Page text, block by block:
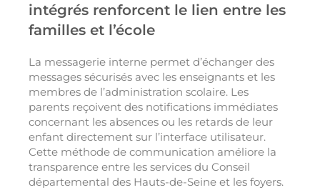
intégrés renforcent le lien entre les
familles et l’école
La messagerie interne permet d’échanger des
messages sécurisés avec les enseignants et les
membres de l’administration scolaire. Les
parents reçoivent des notifications immédiates
concernant les absences ou les retards de leur
enfant directement sur l’interface utilisateur.
Cette méthode de communication améliore la
transparence entre les services du Conseil
départemental des Hauts-de-Seine et les foyers.